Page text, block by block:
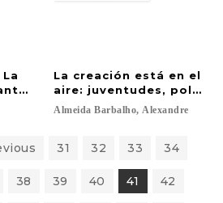
su gran final
La creación está en el
aire: juventudes,
Almeida Barbalho, Alexandre
31 32 33 34
38 39 40 41 42